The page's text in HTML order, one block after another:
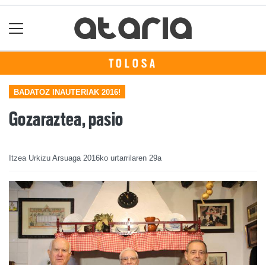
TOLOSA
BADATOZ INAUTERIAK 2016!
Gozaraztea, pasio
Itzea Urkizu Arsuaga 2016ko urtarrilaren 29a